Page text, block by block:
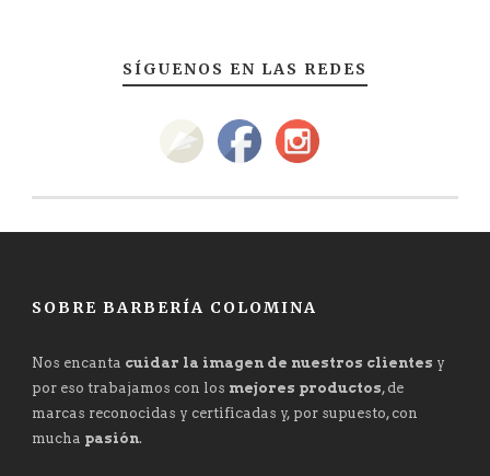
SÍGUENOS EN LAS REDES
SOBRE BARBERÍA COLOMINA
Nos encanta cuidar la imagen de nuestros clientes y
por eso trabajamos con los mejores productos, de
marcas reconocidas y certificadas y, por supuesto, con
mucha pasión.